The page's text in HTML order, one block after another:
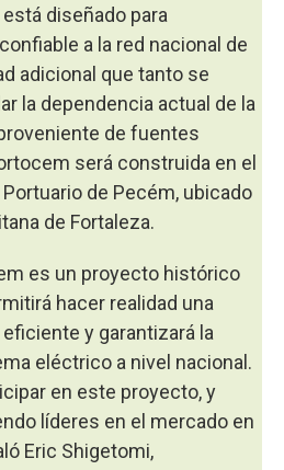
diseñado para
a la red nacional de
adicional que tanto se
la dependencia actual de la
de fuentes
será construida en el
de Pecém, ubicado
de Fortaleza.
es un proyecto histórico
hacer realidad una
y garantizará la
eléctrico a nivel nacional.
en este proyecto, y
líderes en el mercado en
Eric Shigetomi,